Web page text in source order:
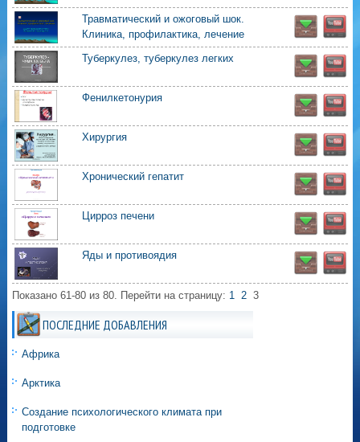
Травматический и ожоговый шок.
Клиника, профилактика, лечение
Туберкулез, туберкулез легких
Фенилкетонурия
Хирургия
Хронический гепатит
Цирроз печени
Яды и противоядия
Показано 61-80 из 80. Перейти на страницу: 1 2 3
ПОСЛЕДНИЕ ДОБАВЛЕНИЯ
Африка
Арктика
Создание психологического климата при
подготовке